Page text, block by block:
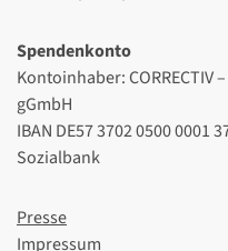
Spendenkonto
Kontoinhaber: CORRECTIV
gGmbH
IBAN DE57 3702 0500 0001
Sozialbank
Presse
Impressum